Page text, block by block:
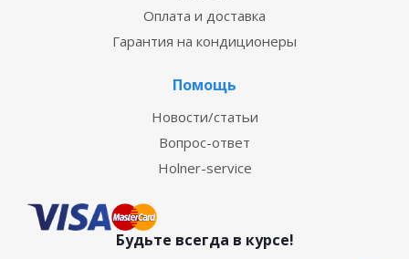
Оплата и доставка
Гарантия на кондиционеры
Помощь
Новости/статьи
Вопрос-ответ
Holner-service
Будьте всегда в курсе!